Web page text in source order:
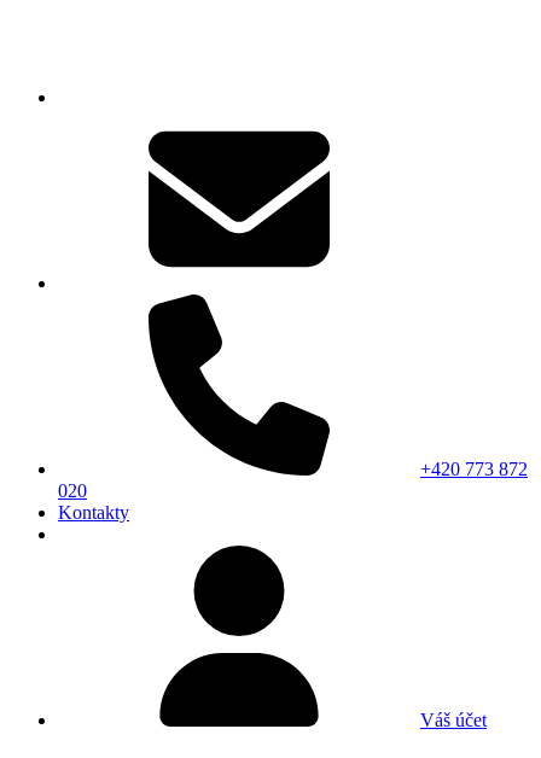
+420 773 872
020
Kontakty
Váš účet